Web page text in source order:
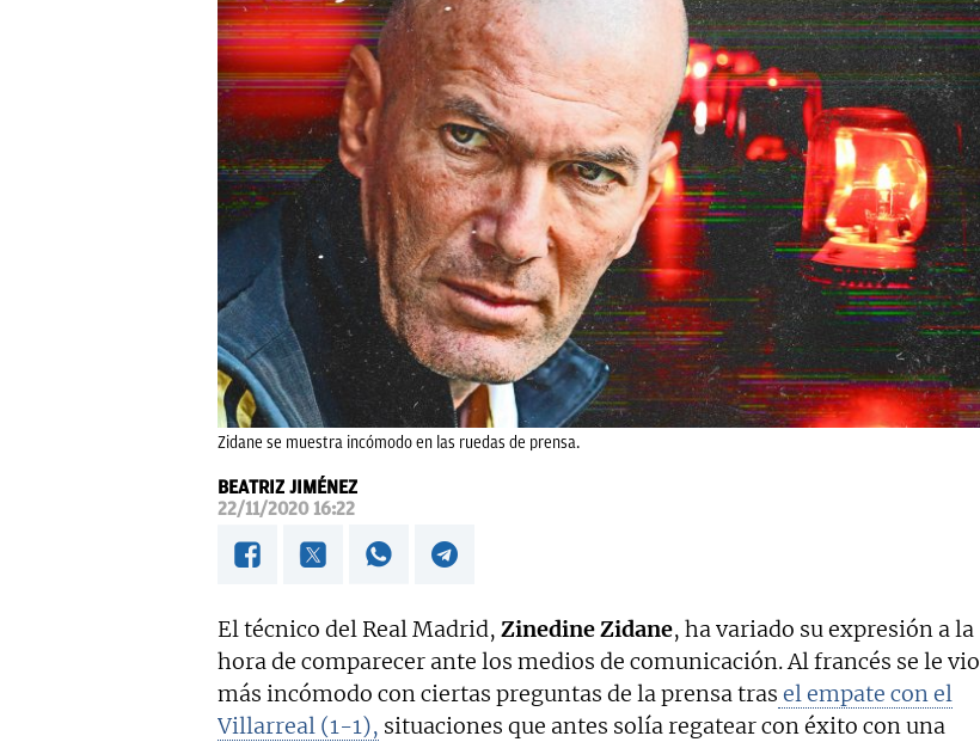
Zidane se muestra incómodo en las ruedas de prensa.
BEATRIZ JIMÉNEZ
22/11/2020 16:22
El técnico del Real Madrid, Zinedine Zidane, ha variado su expresión a la
hora de comparecer ante los medios de comunicación. Al francés se le vio
más incómodo con ciertas preguntas de la prensa tras el empate con el
Villarreal (1-1), situaciones que antes solía regatear con éxito con una